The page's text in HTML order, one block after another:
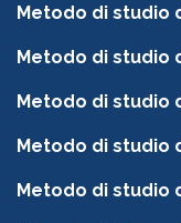
Metodo di studio
Metodo di studio
Metodo di studio
Metodo di studio
Metodo di studio